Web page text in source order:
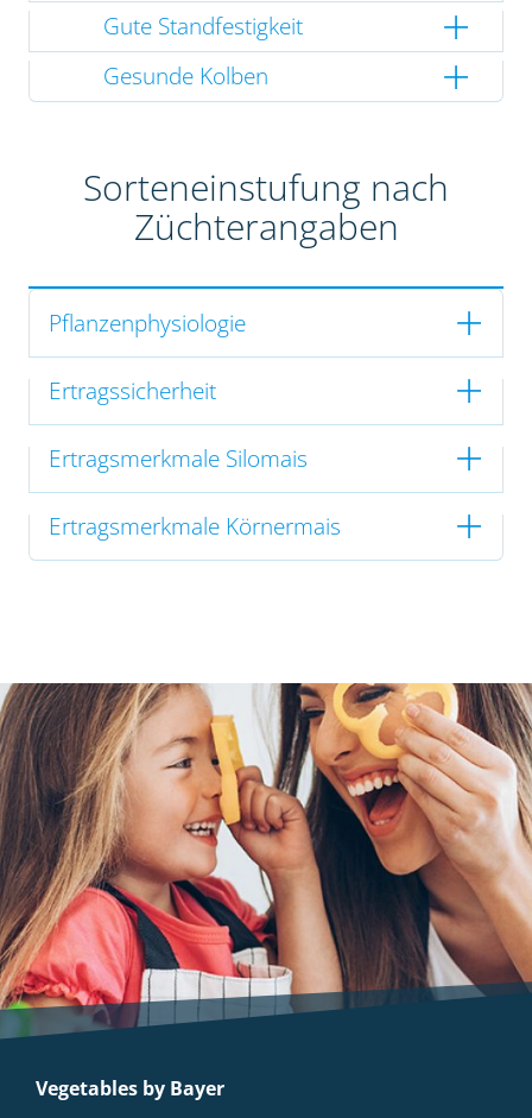
Gute Standfestigkeit
Gesunde Kolben
Sorteneinstufung nach
Züchterangaben
Pflanzenphysiologie
Ertragssicherheit
Ertragsmerkmale Silomais
Ertragsmerkmale Körnermais
Vegetables by Bayer